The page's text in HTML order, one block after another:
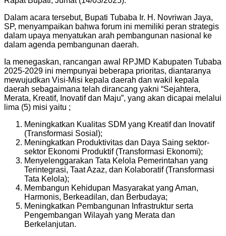
Dalam acara tersebut, Bupati Tubaba Ir. H. Novriwan Jaya,
SP, menyampaikan bahwa forum ini memiliki peran strategis
dalam upaya menyatukan arah pembangunan nasional ke
dalam agenda pembangunan daerah.
Ia menegaskan, rancangan awal RPJMD Kabupaten Tubaba
2025-2029 ini mempunyai beberapa prioritas, diantaranya
mewujudkan Visi-Misi kepala daerah dan wakil kepala
daerah sebagaimana telah dirancang yakni “Sejahtera,
Merata, Kreatif, Inovatif dan Maju”, yang akan dicapai melalui
lima (5) misi yaitu ;
Meningkatkan Kualitas SDM yang Kreatif dan Inovatif
(Transformasi Sosial);
Meningkatkan Produktivitas dan Daya Saing sektor-
sektor Ekonomi Produktif (Transformasi Ekonomi);
Menyelenggarakan Tata Kelola Pemerintahan yang
Terintegrasi, Taat Azaz, dan Kolaboratif (Transformasi
Tata Kelola);
Membangun Kehidupan Masyarakat yang Aman,
Harmonis, Berkeadilan, dan Berbudaya;
Meningkatkan Pembangunan Infrastruktur serta
Pengembangan Wilayah yang Merata dan
Berkelanjutan.